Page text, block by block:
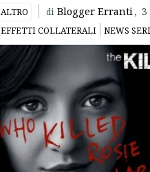
ALTRO di Blogger Erranti, 3
EFFETTI COLLATERALI NEWS